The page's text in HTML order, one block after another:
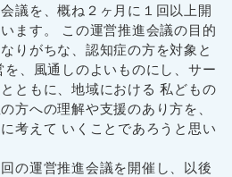
議を、概ね２ヶ月に１回以上開
ます。 この運営推進会議の目的
りがちな、認知症の方を対象と
、風通しのよいものにし、サー
ともに、地域における 私どもの
方への理解や支援のあり方を、
考えて いくことであろうと思い
の運営推進会議を開催し、以後